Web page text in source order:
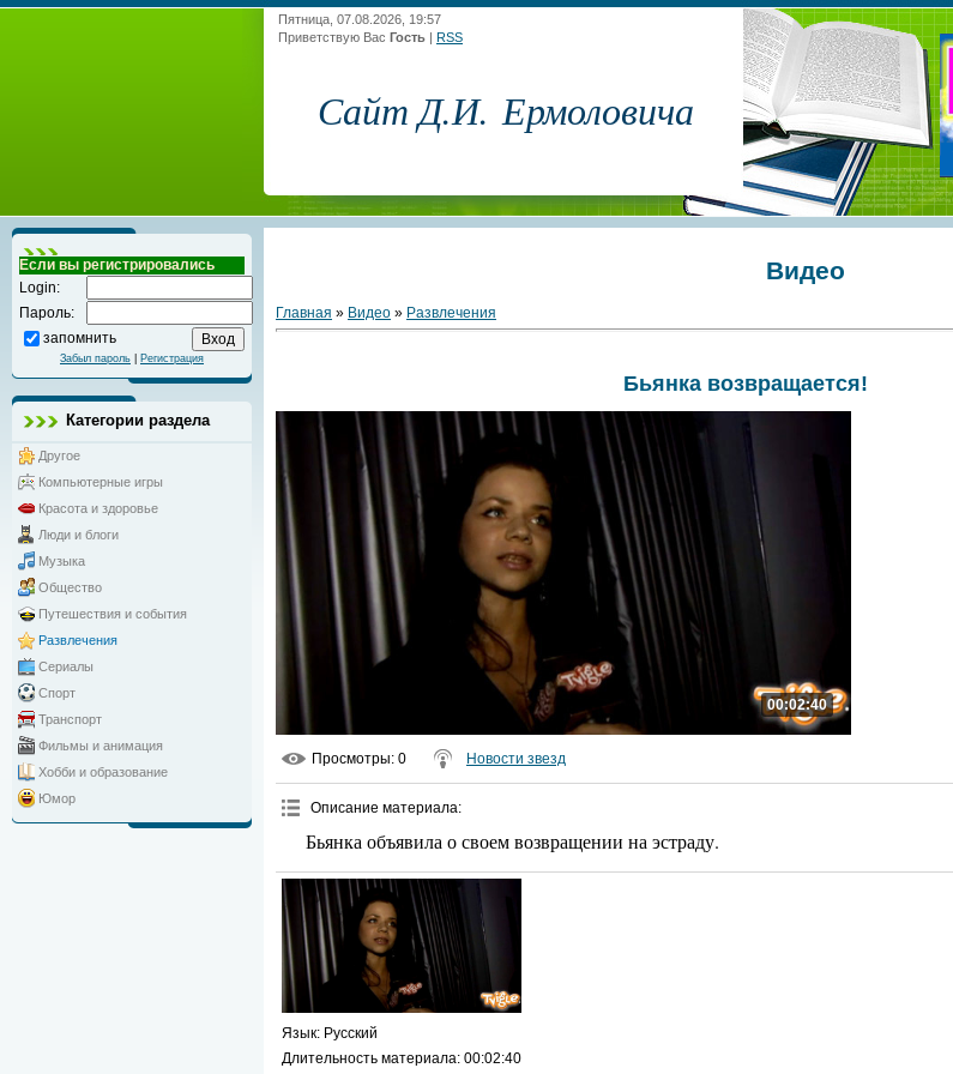
Пятница, 07.08.2026, 19:57
Приветствую Вас Гость | RSS
Сайт Д.И. Ермоловича
Если вы регистрировались
Login:
Пароль:
запомнить
Забыл пароль Регистрация
Категории раздела
Другое
Компьютерные игры
Красота и здоровье
Люди и блоги
Музыка
Общество
Путешествия и события
Развлечения
Сериалы
Спорт
Транспорт
Фильмы и анимация
Хобби и образование
Юмор
Видео
Главная » Видео » Развлечения
Бьянка возвращается!
00:02:40
Просмотры: 0 Новости звезд
Описание материала:
Бьянка объявила о своем возвращении на эстраду.
Язык: Русский
Длительность материала: 00:02:40